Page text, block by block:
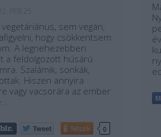
sem vegán,
hogy csökkentsem
A legnehezebben
a feldolgozott húsárú
Szalámik, sonkák,
Hiszen annyira
vagy vacsorára az ember
Tetszik 0